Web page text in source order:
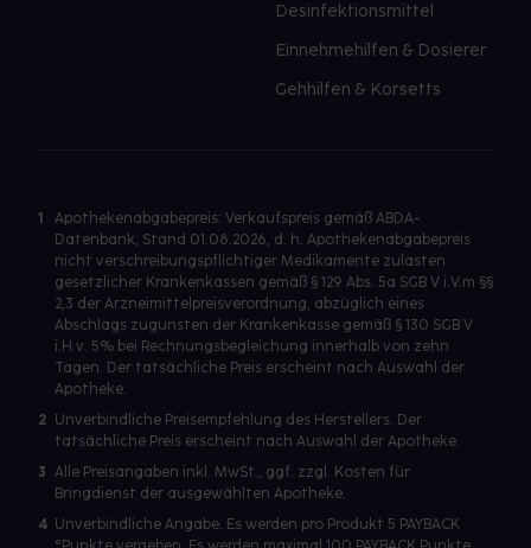
Desinfektionsmittel
Einnehmehilfen & Dosierer
Gehhilfen & Korsetts
1
Apothekenabgabepreis: Verkaufspreis gemäß ABDA-
Datenbank, Stand 01.08.2026, d. h. Apothekenabgabepreis
nicht verschreibungspflichtiger Medikamente zulasten
gesetzlicher Krankenkassen gemäß § 129 Abs. 5a SGB V i.V.m §§
2,3 der Arzneimittelpreisverordnung, abzüglich eines
Abschlags zugunsten der Krankenkasse gemäß § 130 SGB V
i.H.v. 5% bei Rechnungsbegleichung innerhalb von zehn
Tagen. Der tatsächliche Preis erscheint nach Auswahl der
Apotheke.
2 Unverbindliche Preisempfehlung des Herstellers. Der
tatsächliche Preis erscheint nach Auswahl der Apotheke.
3 Alle Preisangaben inkl. MwSt., ggf. zzgl. Kosten für
Bringdienst der ausgewählten Apotheke.
4 Unverbindliche Angabe. Es werden pro Produkt 5 PAYBACK